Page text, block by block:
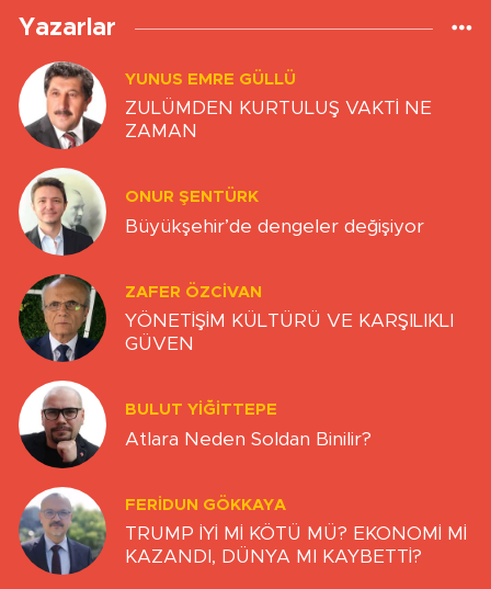
Yazarlar
YUNUS EMRE GÜLLÜ
ZULÜMDEN KURTULUŞ VAKTİ NE
ZAMAN
ONUR ŞENTÜRK
Büyükşehir’de dengeler değişiyor
ZAFER ÖZCIVAN
YÖNETİŞİM KÜLTÜRÜ VE KARŞILIKLI
GÜVEN
BULUT YİĞİTTEPE
Atlara Neden Soldan Binilir?
FERIDUN GÖKKAYA
TRUMP İYİ Mİ KÖTÜ MÜ? EKONOMİ Mİ
KAZANDI, DÜNYA MI KAYBETTİ?